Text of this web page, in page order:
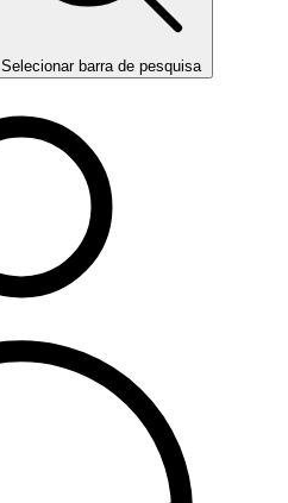
Selecionar barra de pesquisa